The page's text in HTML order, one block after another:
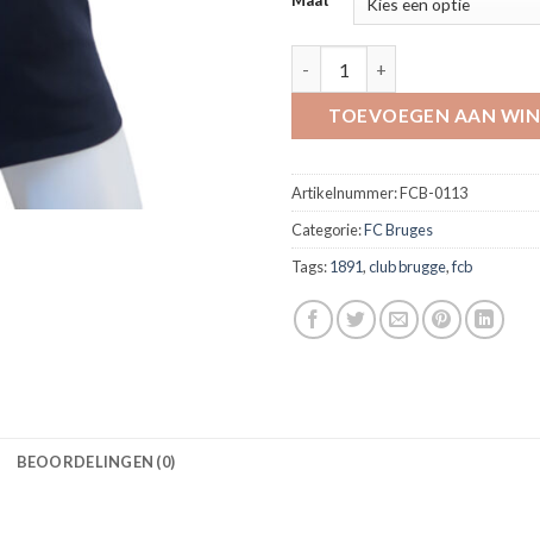
TOEVOEGEN AAN
Artikelnummer:FCB-0113
Categorie:FC Bruges
Tags:1891,club brugge,fcb
BEOORDELINGEN (0)